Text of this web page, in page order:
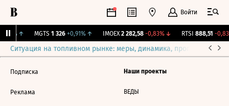
Войти
↑ MGTS 1 326 +0,91%↑ IMOEX 2 282,58 -0,83%↓ RTSI 888,51 -
Ситуация на топливном рынке: меры, динамика, прогнозы
Подписка
Реклама
Наши проекты
ВЕДЫ